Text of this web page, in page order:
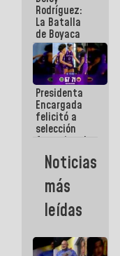
Rodríguez:
La Batalla
de Boyaca
representa
un capítulo
decisivo en
la gesta
emancipadora
de nuestra
América
Presidenta
Encargada
felicitó a
selección
femenina de
baloncesto
por su
clasificación
a la
AmeriCup
2027
Noticias
más
leídas